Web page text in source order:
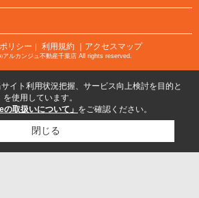
リシー ｜ 利用規約 ｜アクセスマップ
ルカンジュ不動産千葉店 All rights reserved.
イト利用状況把握、サービス向上検討を目的と
使用しています。
の取扱いについて」 をご確認ください。
閉じる